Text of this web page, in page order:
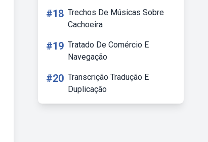
#18 Trechos De Músicas Sobre
Cachoeira
#19 Tratado De Comércio E
Navegação
#20 Transcrição Tradução E
Duplicação